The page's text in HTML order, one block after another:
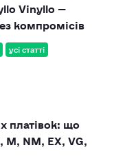
усі статті
Vinyllo —
компромісів
платівок: що
M, NM, EX, VG,